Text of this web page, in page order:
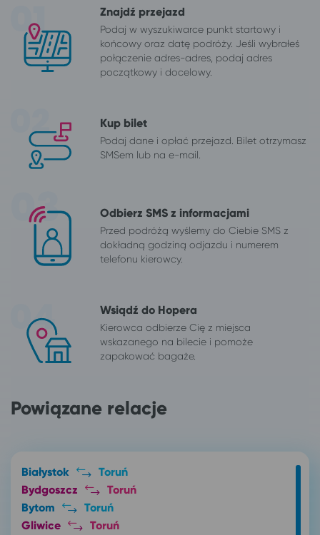
Znajdź przejazd
Podaj w wyszukiwarce punkt startowy i
końcowy oraz datę podróży. Jeśli wybrałeś
połączenie adres-adres, podaj adres
początkowy i docelowy.
Kup bilet
Podaj dane i opłać przejazd. Bilet otrzymasz
SMSem lub na e-mail.
Odbierz SMS z informacjami
Przed podróżą wyślemy do Ciebie SMS z
dokładną godziną odjazdu i numerem
telefonu kierowcy.
Wsiądź do Hopera
Kierowca odbierze Cię z miejsca
wskazanego na bilecie i pomoże
zapakować bagaże.
Powiązane relacje
Białystok
Toruń
Bydgoszcz
Toruń
Bytom
Toruń
Gliwice
Toruń